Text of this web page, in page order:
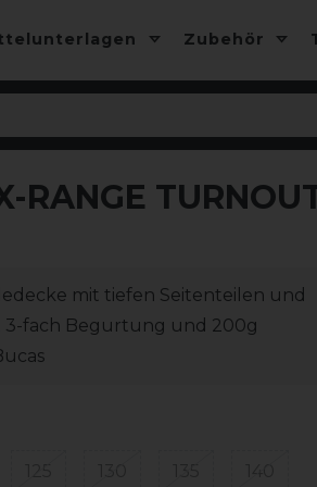
Zubehör
RANGE
mit tiefen Seitenteilen und
3-fach Begurtung und 200g